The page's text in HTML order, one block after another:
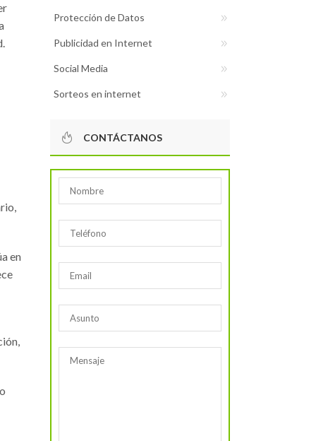
en
Protección de Datos
Publicidad en Internet
Social Media
Sorteos en internet
CONTÁCTANOS